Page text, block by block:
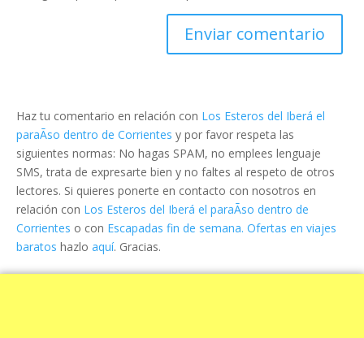
Haz tu comentario en relación con Los Esteros del Iberá el
paraÃ­so dentro de Corrientes y por favor respeta las
siguientes normas: No hagas SPAM, no emplees lenguaje
SMS, trata de expresarte bien y no faltes al respeto de otros
lectores. Si quieres ponerte en contacto con nosotros en
relación con Los Esteros del Iberá el paraÃ­so dentro de
Corrientes o con Escapadas fin de semana. Ofertas en viajes
baratos hazlo aquí. Gracias.